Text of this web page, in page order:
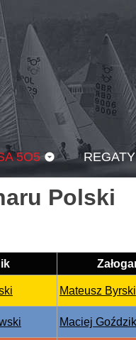
5O5 REGATY
Polski
Mateusz Byrski
Maciej Goździk